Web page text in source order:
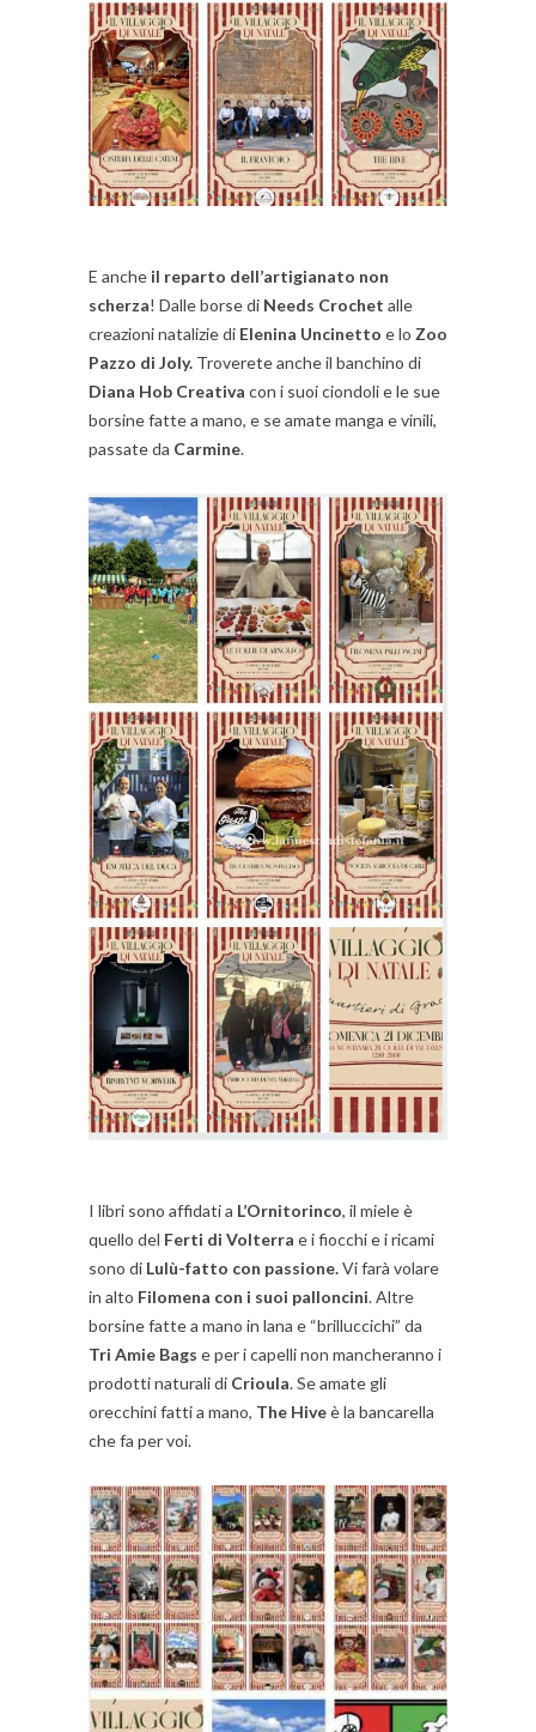
E anche il reparto dell’artigianato non
scherza! Dalle borse di Needs Crochet alle
creazioni natalizie di Elenina Uncinetto e lo Zoo
Pazzo di Joly. Troverete anche il banchino di
Diana Hob Creativa con i suoi ciondoli e le sue
borsine fatte a mano, e se amate manga e vinili,
passate da Carmine.
I libri sono affidati a L’Ornitorinco, il miele è
quello del Ferti di Volterra e i fiocchi e i ricami
sono di Lulù-fatto con passione.Vi farà volare
in alto Filomena con i suoi palloncini. Altre
borsine fatte a mano in lana e “brilluccichi” da
Tri Amie Bags e per i capelli non mancheranno i
prodotti naturali di Crioula. Se amate gli
orecchini fatti a mano, The Hiveè la bancarella
che fa per voi.